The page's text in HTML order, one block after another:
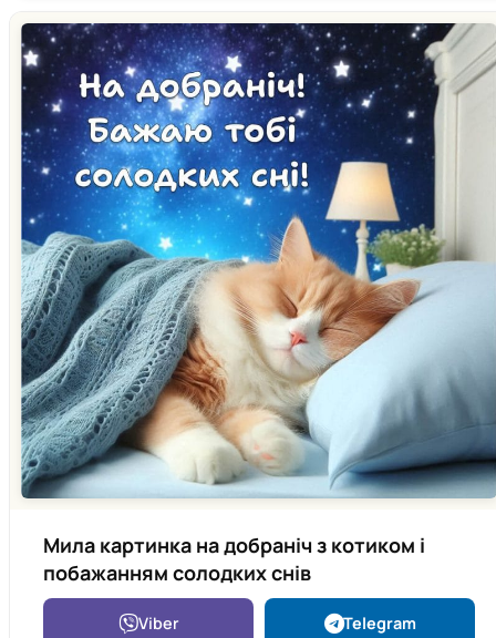
Мила картинка на добраніч з котиком і
побажанням солодких снів
Viber Telegram